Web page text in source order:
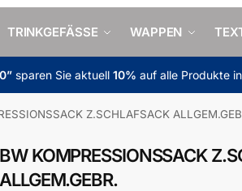
TRINKGEFÄSSE WAPPEN
sparen Sie aktuell 10% auf alle Produkte
Z.SCHLAFSACK
BW KOMPRESSIONSSACK
ALLGEM.GEBR.